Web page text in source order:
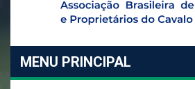
MENU PRINCIPAL